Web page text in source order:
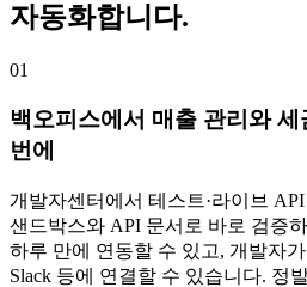
자동화합니다.
01
백오피스에서 매출 관리와
번에
개발자센터에서 테스트·라이브
샌드박스와 API 문서로 바로 검증
하루 만에 연동할 수 있고, 개발자
Slack 등에 연결할 수 있습니다. 정